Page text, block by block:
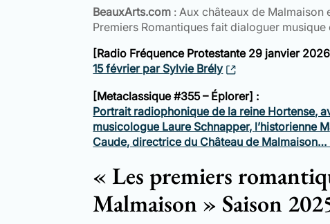
BeauxArts.com : Aux châteaux de Malmaison
Premiers Romantiques fait dialoguer
[Radio Fréquence Protestante 29 janvier
15 février par Sylvie Brély
[Metaclassique#355 – Éplorer] :
Portrait radiophonique de la reine Hortense,
musicologue Laure Schnapper, l’historienne M
Caude, directrice du Château de
« Les premiers
Malmaison » Saison